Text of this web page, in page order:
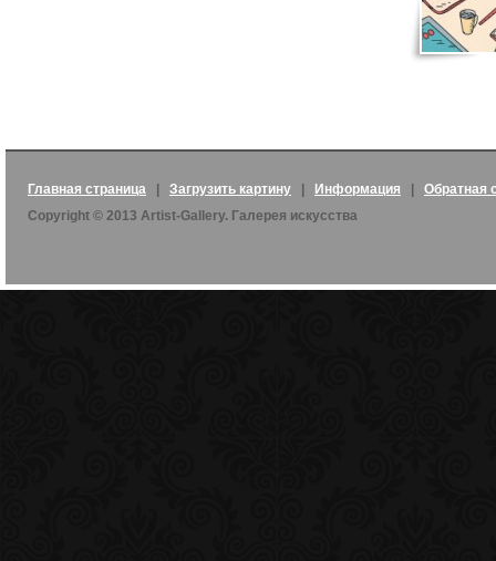
Главная страница Загрузить картину Информация
Обратная
Copyright © 2013 Artist-Gallery. Галерея искусства